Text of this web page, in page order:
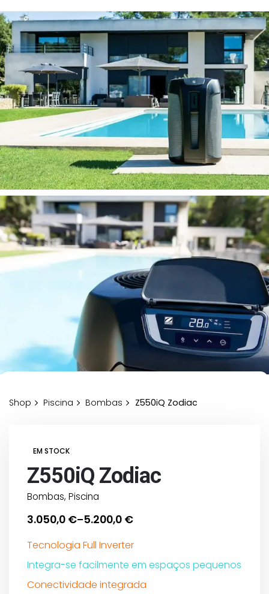
Shop Piscina Bombas Z550iQ Zodiac
EM STOCK
Z550iQ Zodiac
Bombas, Piscina
3.050,0 €–5.200,0 €
Price
range:
through
5.200,0 €
Tecnologia Full Inverter
Integra-se facilmente em espaços pequenos
Conectividade integrada